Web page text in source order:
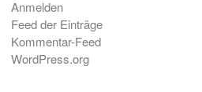
Anmelden
Feed der Einträge
Kommentar-Feed
WordPress.org